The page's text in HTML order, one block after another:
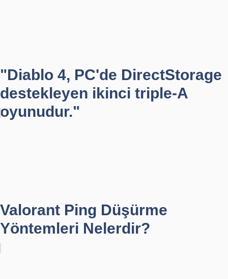
"Diablo 4, PC'de DirectStorage
destekleyen ikinci triple-A
oyunudur."
Valorant Ping Düşürme
Yöntemleri Nelerdir?